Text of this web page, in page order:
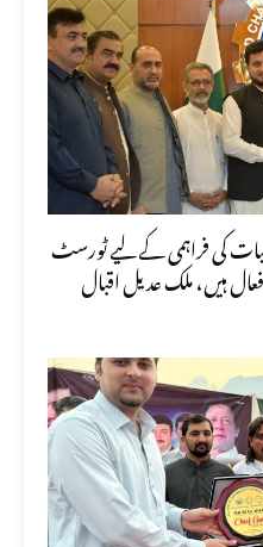
کی فراہمی کے لیے ٹورسٹ
ہیں، ملک عدیل اقبال